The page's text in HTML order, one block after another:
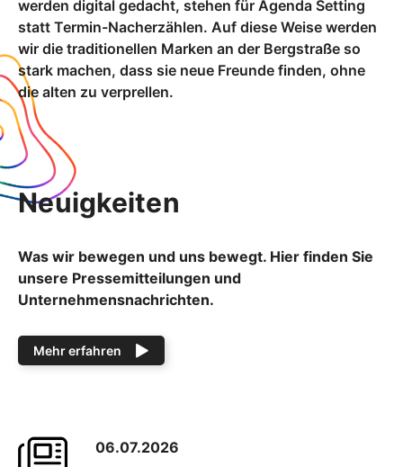
werden digital gedacht, stehen für Agenda Setting
statt Termin-Nacherzählen. Auf diese Weise werden
wir die traditionellen Marken an der Bergstraße so
stark machen, dass sie neue Freunde finden, ohne
die alten zu verprellen.
Neuigkeiten
Was wir bewegen und uns bewegt. Hier finden Sie
unsere Pressemitteilungen und
Unternehmensnachrichten.
Mehr erfahren
06.07.2026